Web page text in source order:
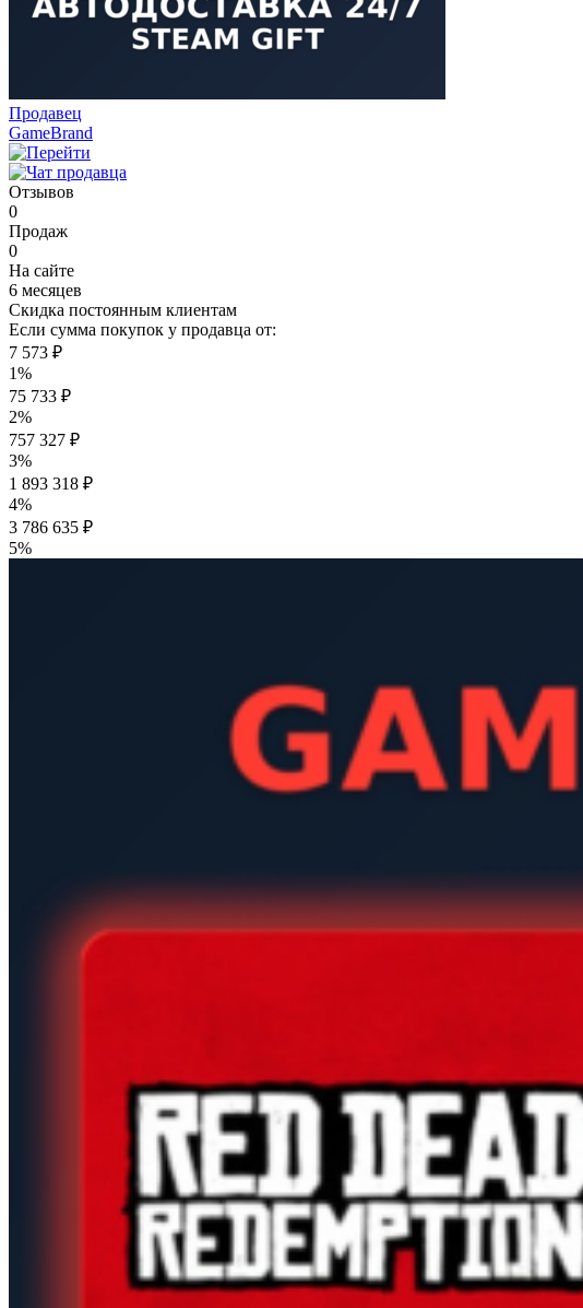
Продавец
GameBrand
Отзывов
0
Продаж
0
На сайте
6 месяцев
Скидка постоянным клиентам
Если сумма покупок у продавца от:
7 573 ₽
1%
75 733 ₽
2%
757 327 ₽
3%
1 893 318 ₽
4%
3 786 635 ₽
5%